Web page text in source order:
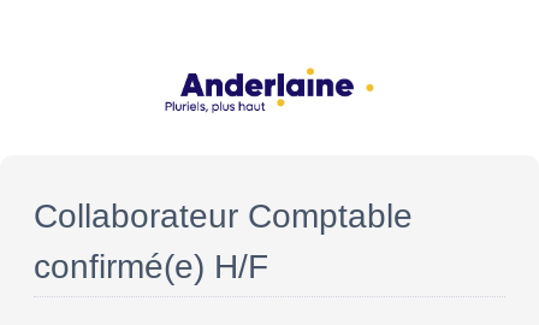
Collaborateur Comptable
confirmé(e) H/F